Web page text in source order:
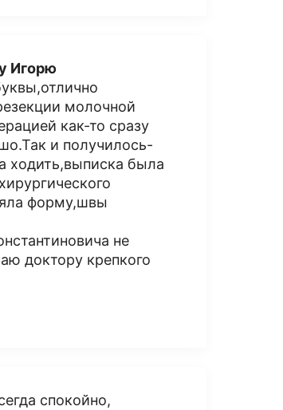
Игорю
молочной
как-то сразу
и получилось-
ходить,выписка была
форму,швы
не
доктору крепкого
спокойно,